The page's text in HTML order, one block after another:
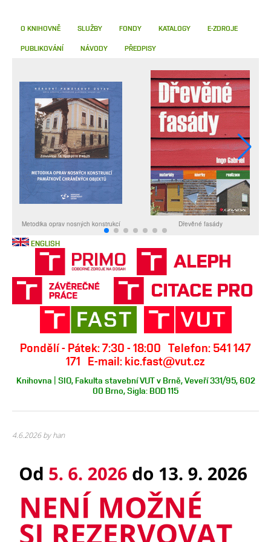
O KNIHOVNĚ SLUŽBY FONDY KATALOGY E-ZDROJE
PUBLIKOVÁNÍ NÁVODY PŘEDPISY
ENGLISH
Pondělí - Pátek: 7:30 - 18:00 Telefon: 541 147
171 E-mail: kic.fast@vut.cz
Knihovna | SIO, Fakulta stavební VUT v Brně, Veveří 331/95, 602
00 Brno, Sigla: BOD 115
4.6.2026 by han